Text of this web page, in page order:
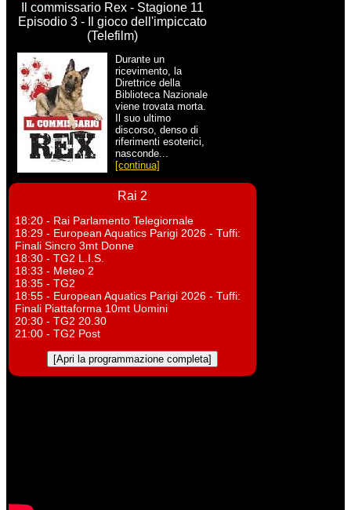
Il commissario Rex - Stagione 11
Episodio 3 - Il gioco dell'impiccato
(Telefilm)
Durante un
ricevimento, la
Direttrice della
Biblioteca Nazionale
viene trovata morta.
Il suo ultimo
discorso, denso di
riferimenti esoterici,
nasconde...
[continua]
Rai 2
18:20 - Rai Parlamento Telegiornale
18:29 - European Aquatics Parigi 2026 - Tuffi:
Finali Sincro 3mt Donne
18:30 - TG2 L.I.S.
18:33 - Meteo 2
18:35 - TG2
18:55 - European Aquatics Parigi 2026 - Tuffi:
Finali Piattaforma 10mt Uomini
20:30 - TG2 20.30
21:00 - TG2 Post
[Apri la programmazione completa]